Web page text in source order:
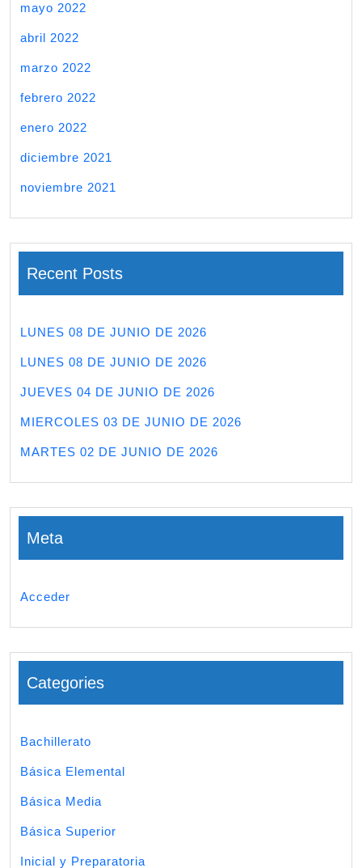
mayo 2022
abril 2022
marzo 2022
febrero 2022
enero 2022
diciembre 2021
noviembre 2021
Recent Posts
LUNES 08 DE JUNIO DE 2026
LUNES 08 DE JUNIO DE 2026
JUEVES 04 DE JUNIO DE 2026
MIERCOLES 03 DE JUNIO DE 2026
MARTES 02 DE JUNIO DE 2026
Meta
Acceder
Categories
Bachillerato
Básica Elemental
Básica Media
Básica Superior
Inicial y Preparatoria